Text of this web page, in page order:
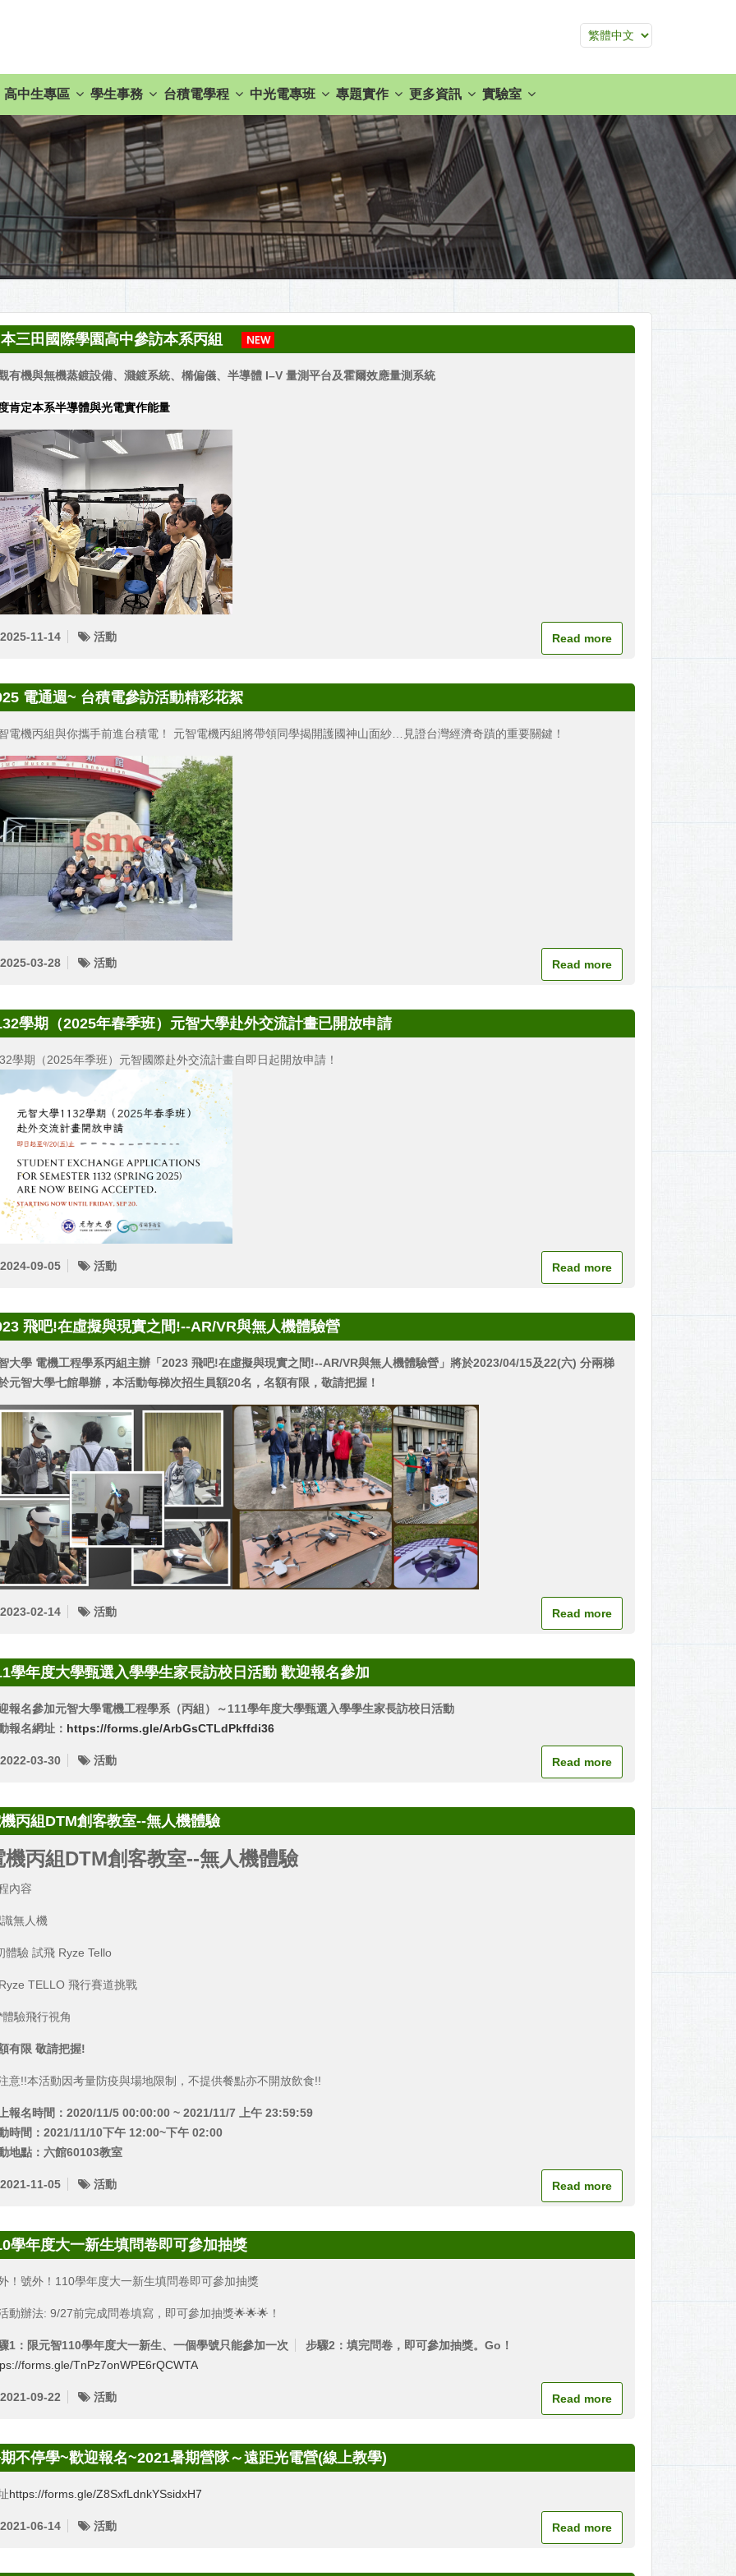
高中生專區 學生事務 台積電學程 中光電專班 專題實作 更多資訊 實驗室
三田國際學園高中參訪本系丙組
有機與無機蒸鍍設備、濺鍍系統、橢偏儀、半導體 I–V 量測平台及霍爾效應量測系統
肯定本系半導體與光電實作能量
11-14 活動 Read more
電通週~ 台積電參訪活動精彩花絮
電機丙組與你攜手前進台積電！ 元智電機丙組將帶領同學揭開護國神山面紗…見證台灣經濟奇蹟的重要關鍵！
03-28 活動 Read more
學期（2025年春季班）元智大學赴外交流計畫已開放申請
學期（2025年季班）元智國際赴外交流計畫自即日起開放申請！
09-05 活動 Read more
飛吧!在虛擬與現實之間!--AR/VR與無人機體驗營
大學 電機工程學系丙組主辦「2023 飛吧!在虛擬與現實之間!--AR/VR與無人機體驗營」將於2023/04/15及22(六) 分兩梯
元智大學七館舉辦，本活動每梯次招生員額20名，名額有限，敬請把握！
02-14 活動 Read more
學年度大學甄選入學學生家長訪校日活動 歡迎報名參加
報名參加元智大學電機工程學系（丙組）～111學年度大學甄選入學學生家長訪校日活動
報名網址： https://forms.gle/ArbGsCTLdPkffdi36
03-30 活動 Read more
丙組DTM創客教室--無人機體驗
機丙組DTM創客教室--無人機體驗
內容
無人機
體驗 試飛 Ryze Tello
TELLO 飛行賽道挑戰
體驗飛行視角
有限 敬請把握!
意!!本活動因考量防疫與場地限制，不提供餐點亦不開放飲食!!
報名時間：2020/11/5 00:00:00 ~ 2021/11/7 上午 23:59:59
時間：2021/11/10下午 12:00~下午 02:00
地點：六館60103教室
11-05 活動 Read more
學年度大一新生填問卷即可參加抽獎
！號外！110學年度大一新生填問卷即可參加抽獎
動辦法: 9/27前完成問卷填寫，即可參加抽獎🌟🌟🌟！
1：限元智110學年度大一新生、一個學號只能參加一次
步驟2：填完問卷，即可參加抽獎。Go！
forms.gle/TnPz7onWPE6rQCWTA
09-22 活動 Read more
不停學~歡迎報名~2021暑期營隊～遠距光電營(線上教學)
https://forms.gle/Z8SxfLdnkYSsidxH7
06-14 活動 Read more